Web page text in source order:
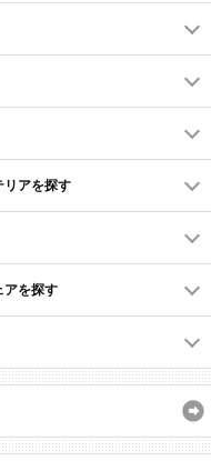
リアを探す
アを探す